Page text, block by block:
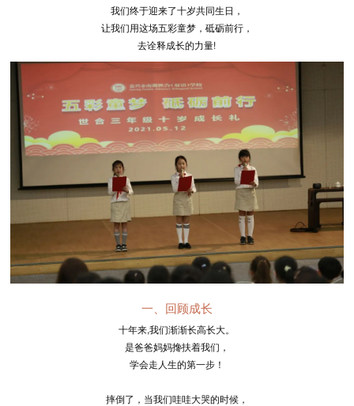
我们终于迎来了十岁共同生日，
让我们用这场五彩童梦，砥砺前行，
去诠释成长的力量!
一、回顾成长
十年来,我们渐渐长高长大。
是爸爸妈妈搀扶着我们，
学会走人生的第一步！
摔倒了，当我们哇哇大哭的时候，